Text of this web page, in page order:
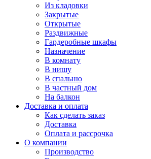
Из кладовки
Закрытые
Открытые
Раздвижные
Гардеробные шкафы
Назначение
В комнату
В нишу
В спальню
В частный дом
На балкон
Доставка и оплата
Как сделать заказ
Доставка
Оплата и рассрочка
О компании
Производство